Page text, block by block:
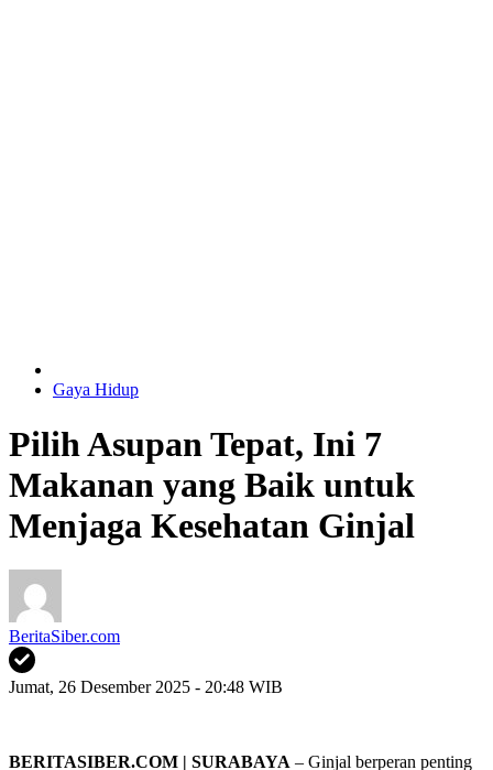
Gaya Hidup
Pilih Asupan Tepat, Ini 7
Makanan yang Baik untuk
Menjaga Kesehatan Ginjal
BeritaSiber.com
Jumat, 26 Desember 2025 - 20:48 WIB
BERITASIBER.COM | SURABAYA – Ginjal berperan penting